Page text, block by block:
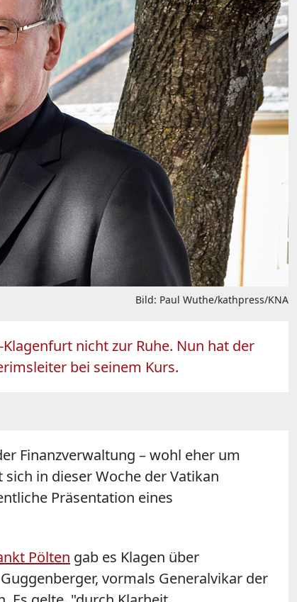
Bild: Paul Wuthe/kathpress/KNA
nicht zur Ruhe. Nun hat der
bei seinem Kurs.
Finanzverwaltung – wohl eher um
in dieser Woche der Vatikan
Präsentation eines
Pölten gab es Klagen über
vormals Generalvikar der